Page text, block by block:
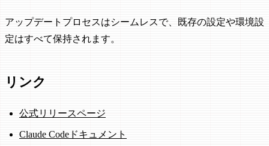
アップデートプロセスはシームレスで、既存の設定や環境設
定はすべて保持されます。
リンク
公式リリースページ
Claude Codeドキュメント